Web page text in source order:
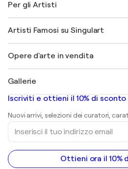
Offri una carta regalo
Partecipa al nostro programma
Il mio account
Protezione acquirente
+39 694500608
FAQ
Magazine di Singulart
Lavori
Scopri arte originale selezionata
Per gli Artisti
Accedi come Artista
Artisti Famosi su Singulart
Marc Chagall
Banksy
Mr. Brainwash
Shepard Fairey
Opere d'arte in vendita
Quadri astratti in vendita
Dipinti di paesaggi
sculture
Dipinti acrilici
Gallerie
Gallerie d’arte in Italia
Iscriviti e ottieni il 10% di
Nuovi arrivi, selezioni dei curatori,
Inserisci
tuo
indirizzo
email
Ottieni ora il 10%